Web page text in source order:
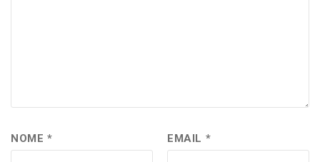
NOME * EMAIL *